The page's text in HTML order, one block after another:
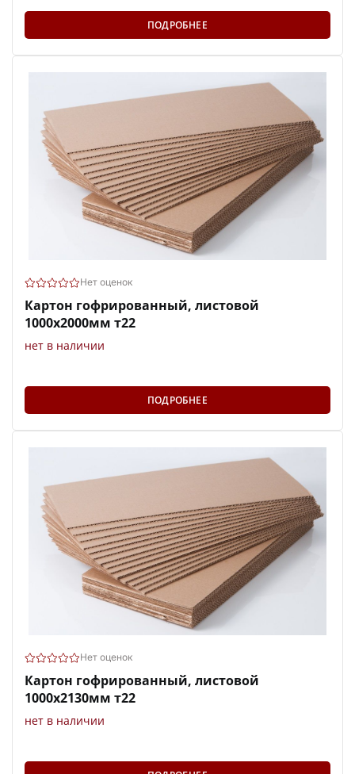
ПОДРОБНЕЕ
Нет оценок
Картон гофрированный, листовой
1000х2000мм т22
нет в наличии
ПОДРОБНЕЕ
Нет оценок
Картон гофрированный, листовой
1000х2130мм т22
нет в наличии